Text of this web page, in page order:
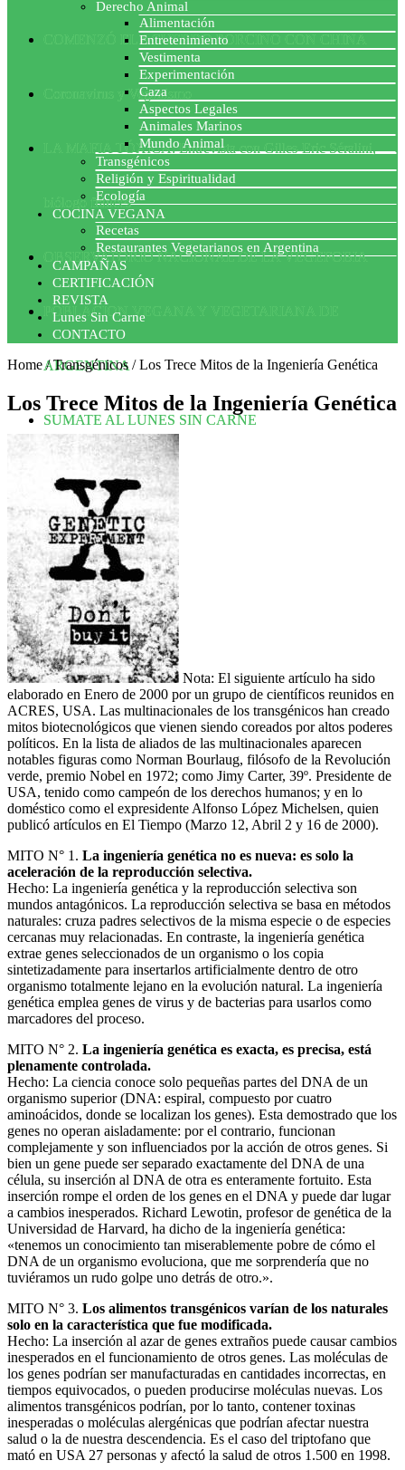
COMENZÓ EL ACUERDO PORCINO CON CHINA
Coronavirus y Veganismo
LA MAFIA TÓXICA: Entrevista con Gilles-Eric Séralini,
biólogo francés
OBSERVATORIO NACIONAL DE LA VEGEFOBIA
POBLACION VEGANA Y VEGETARIANA DE
ARGENTINA
SUMATE AL LUNES SIN CARNE
Derecho Animal
Alimentación
Entretenimiento
Vestimenta
Experimentación
Caza
Aspectos Legales
Animales Marinos
Mundo Animal
Transgénicos
Religión y Espiritualidad
Ecología
COCINA VEGANA
Recetas
Restaurantes Vegetarianos en Argentina
CAMPAÑAS
CERTIFICACIÓN
REVISTA
Lunes Sin Carne
CONTACTO
Home/Transgénicos /Los Trece Mitos de la Ingeniería Genética
Los Trece Mitos de la Ingeniería Genética
Nota: El siguiente artículo ha sido
elaborado en Enero de 2000 por un grupo de científicos reunidos en
ACRES, USA. Las multinacionales de los transgénicos han creado
mitos biotecnológicos que vienen siendo coreados por altos poderes
políticos. En la lista de aliados de las multinacionales aparecen
notables figuras como Norman Bourlaug, filósofo de la Revolución
verde, premio Nobel en 1972; como Jimy Carter, 39º. Presidente de
USA, tenido como campeón de los derechos humanos; y en lo
doméstico como el expresidente Alfonso López Michelsen, quien
publicó artículos en El Tiempo (Marzo 12, Abril 2 y 16 de 2000).
MITO N° 1. La ingeniería genética no es nueva: es solo la
aceleración de la reproducción selectiva.
Hecho: La ingeniería genética y la reproducción selectiva son
mundos antagónicos. La reproducción selectiva se basa en métodos
naturales: cruza padres selectivos de la misma especie o de especies
cercanas muy relacionadas. En contraste, la ingeniería genética
extrae genes seleccionados de un organismo o los copia
sintetizadamente para insertarlos artificialmente dentro de otro
organismo totalmente lejano en la evolución natural. La ingeniería
genética emplea genes de virus y de bacterias para usarlos como
marcadores del proceso.
MITO N° 2. La ingeniería genética es exacta, es precisa, está
plenamente controlada.
Hecho: La ciencia conoce solo pequeñas partes del DNA de un
organismo superior (DNA: espiral, compuesto por cuatro
aminoácidos, donde se localizan los genes). Esta demostrado que los
genes no operan aisladamente: por el contrario, funcionan
complejamente y son influenciados por la acción de otros genes. Si
bien un gene puede ser separado exactamente del DNA de una
célula, su inserción al DNA de otra es enteramente fortuito. Esta
inserción rompe el orden de los genes en el DNA y puede dar lugar
a cambios inesperados. Richard Lewotin, profesor de genética de la
Universidad de Harvard, ha dicho de la ingeniería genética:
«tenemos un conocimiento tan miserablemente pobre de cómo el
DNA de un organismo evoluciona, que me sorprendería que no
tuviéramos un rudo golpe uno detrás de otro.».
MITO N° 3. Los alimentos transgénicos varían de los naturales
solo en la característica que fue modificada.
Hecho: La inserción al azar de genes extraños puede causar cambios
inesperados en el funcionamiento de otros genes. Las moléculas de
los genes podrían ser manufacturadas en cantidades incorrectas, en
tiempos equivocados, o pueden producirse moléculas nuevas. Los
alimentos transgénicos podrían, por lo tanto, contener toxinas
inesperadas o moléculas alergénicas que podrían afectar nuestra
salud o la de nuestra descendencia. Es el caso del triptofano que
mató en USA 27 personas y afectó la salud de otros 1.500 en 1998.